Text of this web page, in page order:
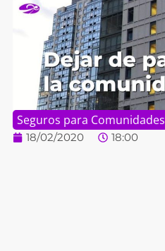
Seguros para Comunidades
18/02/2020 18:00